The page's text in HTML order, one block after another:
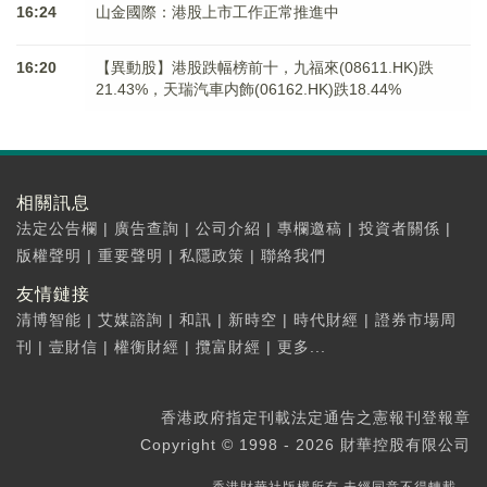
16:24 山金國際：港股上市工作正常推進中
16:20
【異動股】港股跌幅榜前十，九福來(08611.HK)跌
21.43%，天瑞汽車内飾(06162.HK)跌18.44%
相關訊息
法定公告欄 | 廣告查詢 | 公司介紹 | 專欄邀稿 | 投資者關係 |
版權聲明 | 重要聲明 | 私隱政策 | 聯絡我們
友情鏈接
清博智能 | 艾媒諮詢 | 和訊 | 新時空 | 時代財經 | 證券市場周
刊
| 壹財信 | 權衡財經 | 攬富財經 | 更多...
香港政府指定刊載法定通告之憲報刊登報章
Copyright © 1998 - 2026 財華控股有限公司